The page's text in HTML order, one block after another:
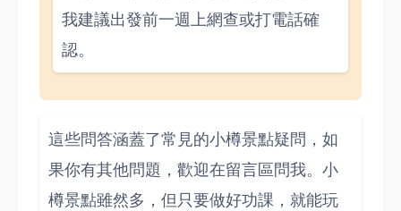
我建議出發前一週上網查或打電話確
認。
這些問答涵蓋了常見的小樽景點疑問，如
果你有其他問題，歡迎在留言區問我。小
樽景點雖然多，但只要做好功課，就能玩